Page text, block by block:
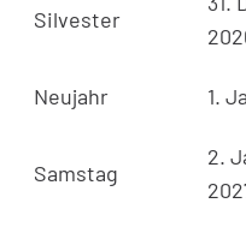
Silvester
Neujahr 1.
Samstag
2.